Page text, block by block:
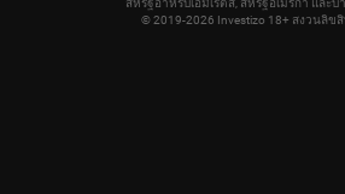
สหรัฐอาหรับเอมิเรตส์, สหรัฐอเมริกา และบ
© 2019-2026 Investizo 18+ สงวนลิข